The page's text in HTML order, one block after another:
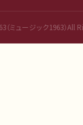
ミュージック1963）All